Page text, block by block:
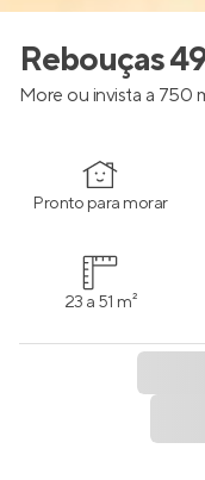
Rebouças
More ou invista a 750
Pronto para morar
23 a 51 m²